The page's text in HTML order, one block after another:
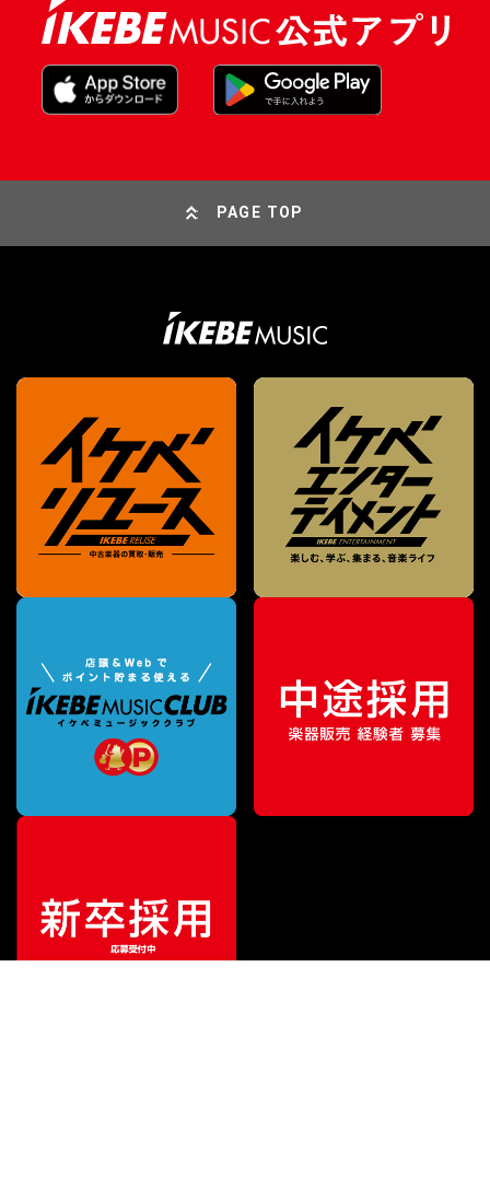
販売価格¥111,375 （税込）
PAGE TOP